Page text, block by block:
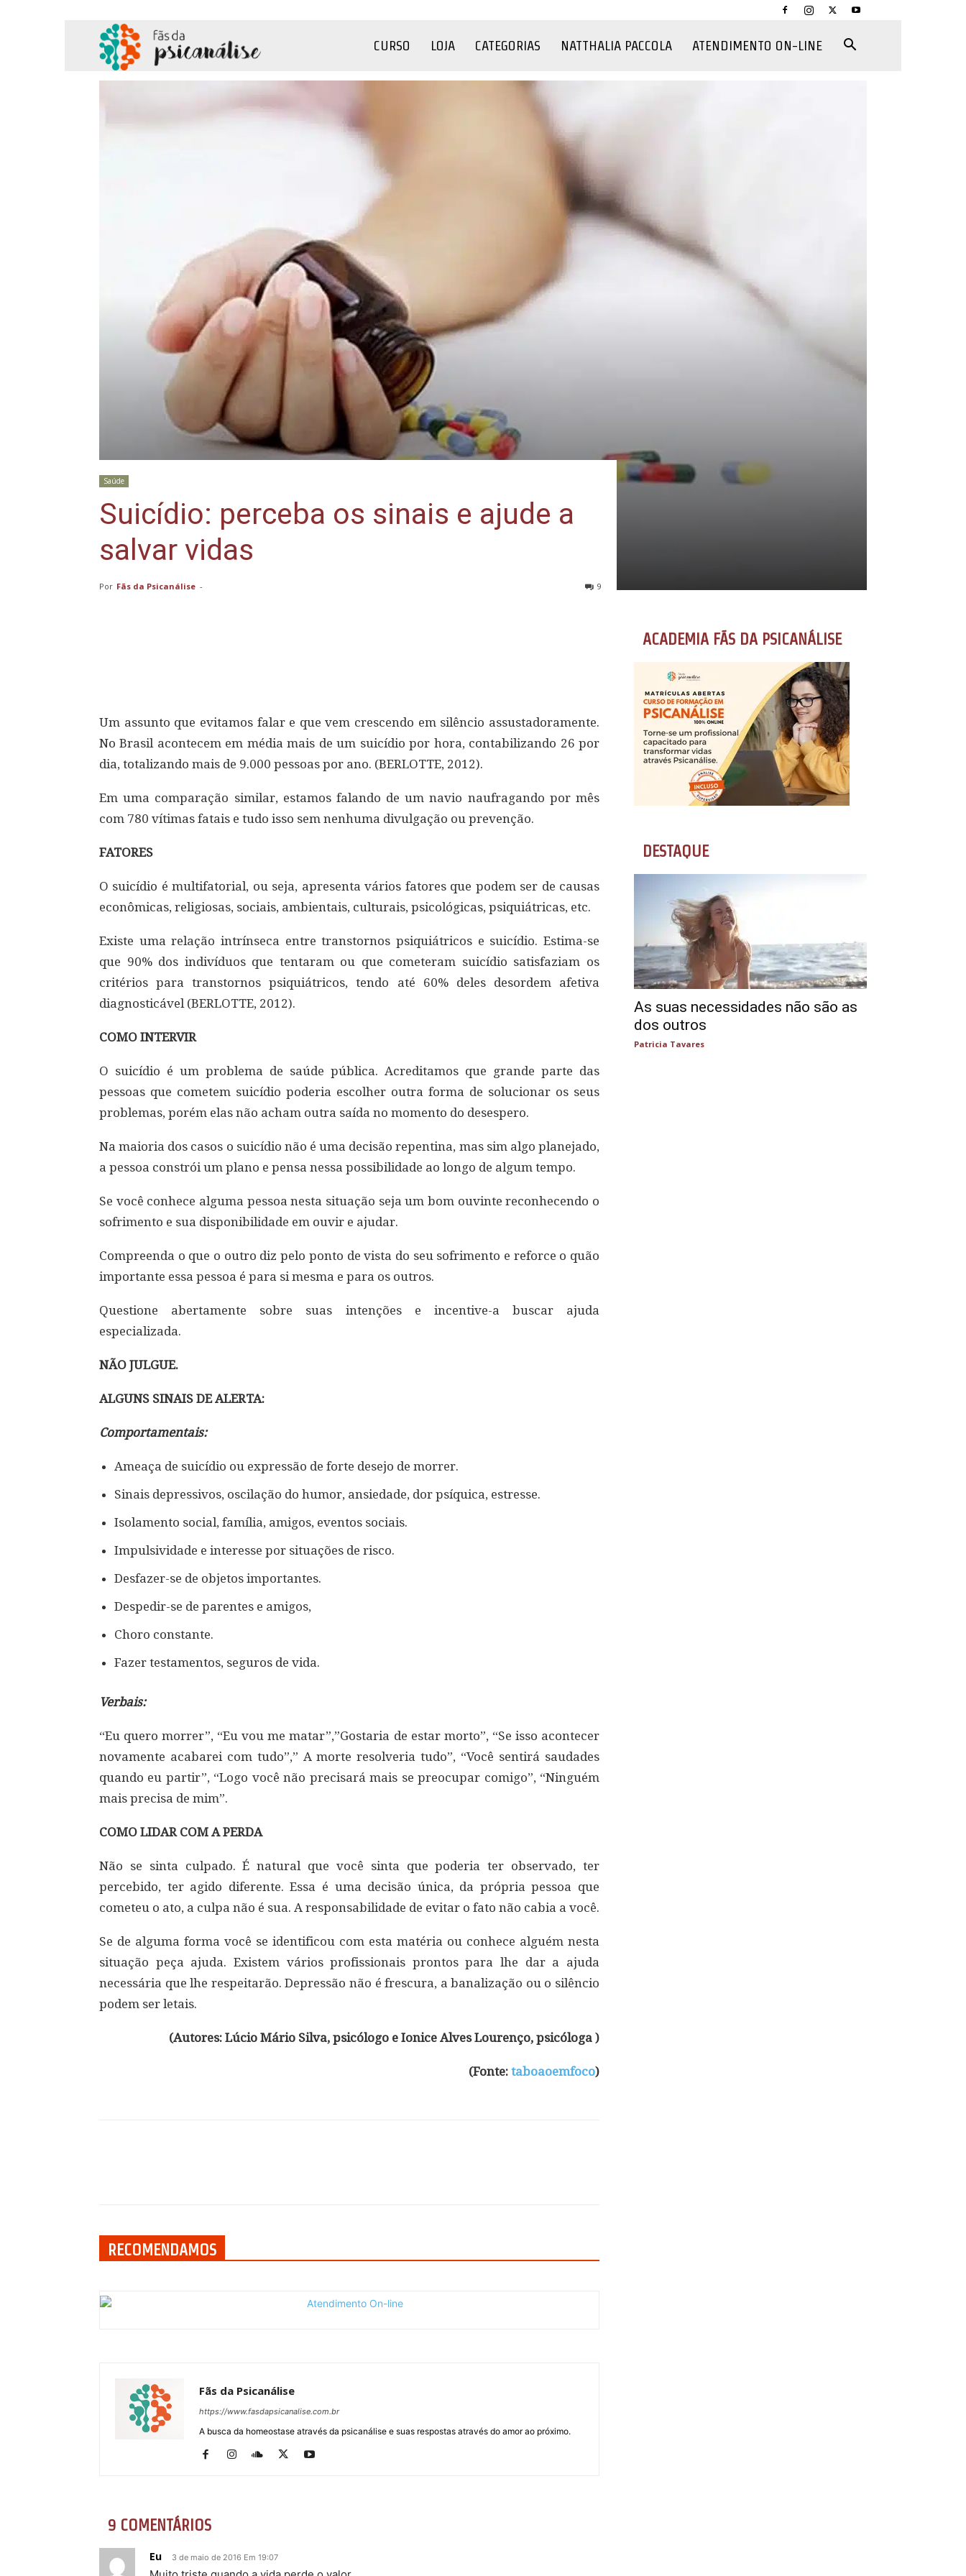
da
CURSO LOJA CATEGORIAS NATTHALIA PACCOLA ATENDIMENTO ON-LINE
Saúde
Suicídio: perceba os sinais e ajude a
salvar vidas
Por Fãs da Psicanálise - 9
Um assunto que evitamos falar e que vem crescendo em silêncio assustadoramente.
No Brasil acontecem em média mais de um suicídio por hora, contabilizando 26 por
dia, totalizando mais de 9.000 pessoas por ano. (BERLOTTE, 2012).
Em uma comparação similar, estamos falando de um navio naufragando por mês
com 780 vítimas fatais e tudo isso sem nenhuma divulgação ou prevenção.
FATORES
O suicídio é multifatorial, ou seja, apresenta vários fatores que podem ser de causas
econômicas, religiosas, sociais, ambientais, culturais, psicológicas, psiquiátricas, etc.
Existe uma relação intrínseca entre transtornos psiquiátricos e suicídio. Estima-se
que 90% dos indivíduos que tentaram ou que cometeram suicídio satisfaziam os
critérios para transtornos psiquiátricos, tendo até 60% deles desordem afetiva
diagnosticável (BERLOTTE, 2012).
COMO INTERVIR
O suicídio é um problema de saúde pública. Acreditamos que grande parte das
pessoas que cometem suicídio poderia escolher outra forma de solucionar os seus
problemas, porém elas não acham outra saída no momento do desespero.
Na maioria dos casos o suicídio não é uma decisão repentina, mas sim algo planejado,
a pessoa constrói um plano e pensa nessa possibilidade ao longo de algum tempo.
Se você conhece alguma pessoa nesta situação seja um bom ouvinte reconhecendo o
sofrimento e sua disponibilidade em ouvir e ajudar.
Compreenda o que o outro diz pelo ponto de vista do seu sofrimento e reforce o quão
importante essa pessoa é para si mesma e para os outros.
Questione abertamente sobre suas intenções e incentive-a buscar ajuda
especializada.
NÃO JULGUE.
ALGUNS SINAIS DE ALERTA:
Comportamentais:
Ameaça de suicídio ou expressão de forte desejo de morrer.
Sinais depressivos, oscilação do humor, ansiedade, dor psíquica, estresse.
Isolamento social, família, amigos, eventos sociais.
Impulsividade e interesse por situações de risco.
Desfazer-se de objetos importantes.
Despedir-se de parentes e amigos,
Choro constante.
Fazer testamentos, seguros de vida.
Verbais:
“Eu quero morrer”, “Eu vou me matar”,”Gostaria de estar morto”, “Se isso acontecer
novamente acabarei com tudo”,” A morte resolveria tudo”, “Você sentirá saudades
quando eu partir”, “Logo você não precisará mais se preocupar comigo”, “Ninguém
mais precisa de mim”.
COMO LIDAR COM A PERDA
Não se sinta culpado. É natural que você sinta que poderia ter observado, ter
percebido, ter agido diferente. Essa é uma decisão única, da própria pessoa que
cometeu o ato, a culpa não é sua. A responsabilidade de evitar o fato não cabia a você.
Se de alguma forma você se identificou com esta matéria ou conhece alguém nesta
situação peça ajuda. Existem vários profissionais prontos para lhe dar a ajuda
necessária que lhe respeitarão. Depressão não é frescura, a banalização ou o silêncio
podem ser letais.
(Autores: Lúcio Mário Silva, psicólogo e Ionice Alves Lourenço, psicóloga )
(Fonte: taboaoemfoco)
RECOMENDAMOS
Fãs da Psicanálise
https://www.fasdapsicanalise.com.br
A busca da homeostase através da psicanálise e suas respostas através do amor ao próximo.
9 COMENTÁRIOS
Eu 3 de maio de 2016 Em 19:07
ACADEMIA FÃS DA PSICANÁLISE
DESTAQUE
As suas necessidades não são as
dos outros
Patricia Tavares